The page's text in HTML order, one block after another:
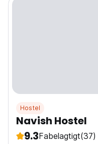
Hostel
Navish Hostel
9.3Fabelagtigt(37)